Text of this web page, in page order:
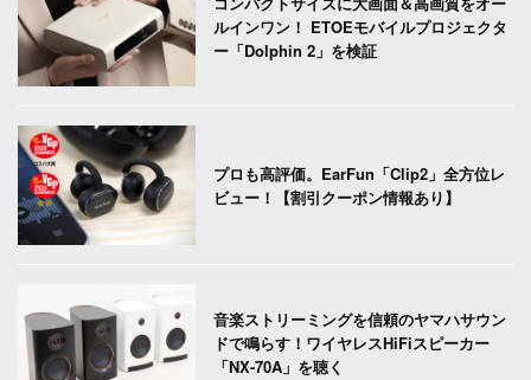
ルインワン！ ETOEモバイルプロジェクタ
ー「Dolphin 2」を検証
プロも高評価。EarFun「Clip2」全方位レ
ビュー！【割引クーポン情報あり】
音楽ストリーミングを信頼のヤマハサウン
ドで鳴らす！ワイヤレスHiFiスピーカー
「NX-70A」を聴く